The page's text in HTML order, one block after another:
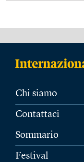
Chi siamo
Contattaci
Sommario
Festival